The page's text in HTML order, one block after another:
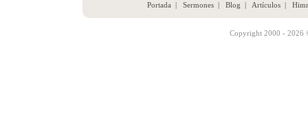
Portada | Sermones| Blog | Artículos|
Copyright 2000 - 2026